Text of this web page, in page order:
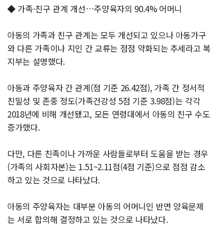
◆ 가족·친구 관계 개선…주양육자의 90.4% 어머니
아동의 가족과 친구 관계는 모두 개선되고 있으나 아동가구
와 다른 가족이나 지인 간 교류는 점점 약화되는 추세라고 복
지부는 설명했다.
아동과 주양육자 간 관계(점 기준 26.42점), 가족 간 정서적
친밀성 및 존중 정도(가족건강성 5점 기준 3.98점)는 각각
2018년에 비해 개선됐고, 모든 연령대에서 아동의 친구 수도
증가했다.
다만, 다른 친족이나 가까운 사람들로부터 도움을 받는 경우
(가족의 사회자본)는 1.51~2.11점(4점 기준)으로 점점 감소
하고 있는 것으로 나타났다.
아동의 주양육자는 대부분 아동의 어머니인 반면 양육문제
는 서로 합의해 결정하고 있는 것으로 나타났다.